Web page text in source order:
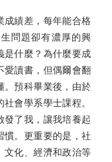
成績差，每年能合格
問題卻有濃厚的興
是什麼？為什麼要成
愛讀書，但偶爾會翻
。預科畢業後，由於
會學系學士課程。
發了我，讓我培養起
慣。更重要的是，社
文化、經濟和政治等